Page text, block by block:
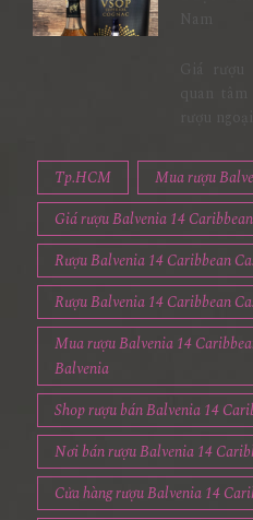
Tp.HCM
Mua rượu
Giá rượu Balvenia 14
Rượu Balvenia 14 Caribbean
Rượu Balvenia 14 Caribbean
Mua rượu Balvenia 14
Balvenia
Shop rượu bán Balvenia 14
Nơi bán rượu Balvenia 14
Cửa hàng rượu Balvenia 14